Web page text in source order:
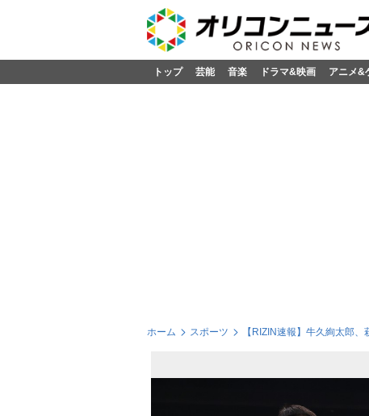
トップ 芸能 音楽 ドラマ&映画 アニメ&
ホーム スポーツ 【RIZIN速報】牛久絢太郎